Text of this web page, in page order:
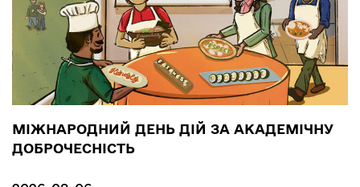
МІЖНАРОДНИЙ ДЕНЬ ДІЙ ЗА АКАДЕМІЧНУ
ДОБРОЧЕСНІСТЬ